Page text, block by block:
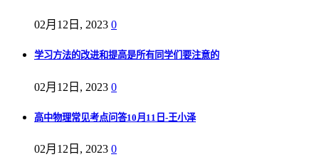
02月12日, 2023 0
学习方法的改进和提高是所有同学们要注意的
02月12日, 2023 0
高中物理常见考点问答10月11日-王小泽
02月12日, 2023 0